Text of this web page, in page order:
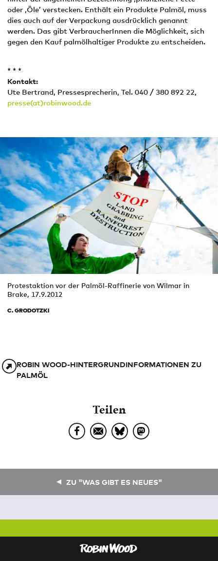
oder ‚Öle’ verstecken. Enthält ein Produkte Palmöl, muss
dies auch auf der Verpackung ausdrücklich genannt
werden. Das gibt VerbraucherInnen die Möglichkeit, sich
gegen den Kauf palmölhaltiger Produkte zu entscheiden.
* * *
Kontakt:
Ute Bertrand, Pressesprecherin, Tel. 040 / 380 892 22,
presse(at)robinwood.de
Protestaktion vor der Palmöl-Raffinerie von Wilmar in
Brake, 17.9.2012
C. GRODOTZKI
ROBIN WOOD-HINTERGRUNDINFORMATIONEN ZU
PALMÖL
Teilen
ZU "WAS GIBT ES NEUES"